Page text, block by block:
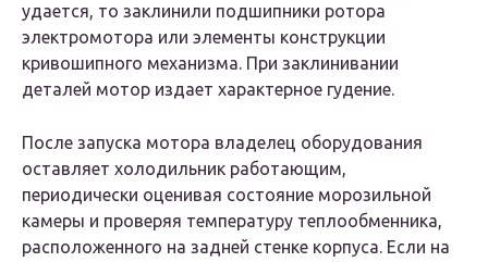
удается, то заклинили подшипники ротора
электромотора или элементы конструкции
кривошипного механизма. При заклинивании
деталей мотор издает характерное гудение.
После запуска мотора владелец оборудования
оставляет холодильник работающим,
периодически оценивая состояние морозильной
камеры и проверяя температуру теплообменника,
расположенного на задней стенке корпуса. Если на